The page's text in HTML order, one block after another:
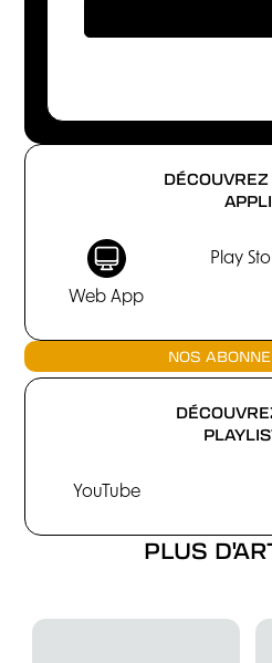
APPLI
Web App
Play
NOS
YouTube
PLUS